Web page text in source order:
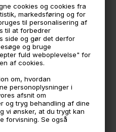
cookies og cookies fra
markedsføring og for
til personalisering af
til at forbedrer
side og gør det derfor
og bruge
fuld weboplevelse" for
af cookies.
om, hvordan
personoplysninger i
afsnit om
og tryg behandling af dine
vi ønsker, at du trygt kan
forvisning. Se også
dag på hverdage
er den på lager
★★★★★
fra 49,- med GLS
(24/7)